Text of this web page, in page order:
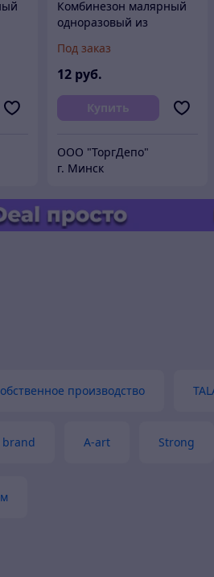
Комбинезон малярный
одноразовый из
Под заказ
12 руб.
Купить
OOO "ТоргДепо"
г. Минск
производство
brand A-art Strong